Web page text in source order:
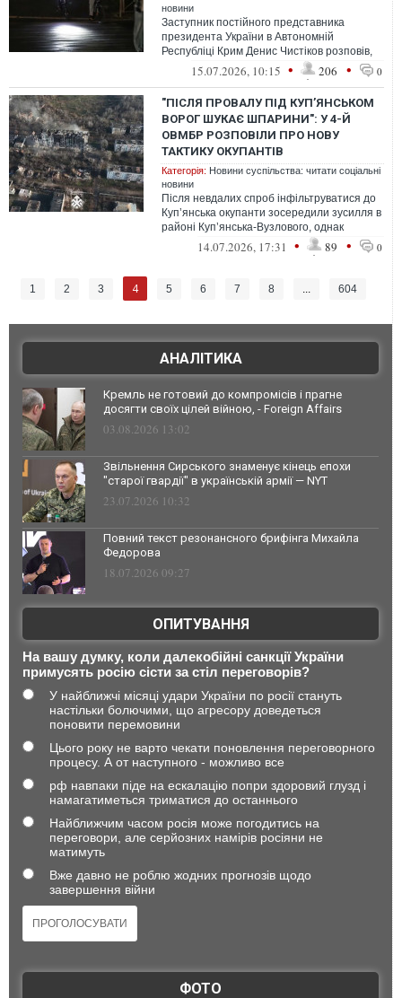
новини
Заступник постійного представника
президента України в Автономній
Республіці Крим Денис Чистіков розповів,
що у трьох районах Криму зараз немає
15.07.2026, 10:15 • 206 • 0
"ПІСЛЯ ПРОВАЛУ ПІД КУП’ЯНСЬКОМ
ВОРОГ ШУКАЄ ШПАРИНИ": У 4-Й
ОВМБР РОЗПОВІЛИ ПРО НОВУ
ТАКТИКУ ОКУПАНТІВ
Категорія: Новини суспільства: читати соціальні
новини
Після невдалих спроб інфільтруватися до
Куп’янська окупанти зосередили зусилля в
районі Куп’янська-Вузлового, однак
просунутися їм не вдалося.
14.07.2026, 17:31 • 89 • 0
1 2 3 4 5 6 7 8 ... 604
АНАЛІТИКА
Кремль не готовий до компромісів і прагне
досягти своїх цілей війною, - Foreign Affairs
03.08.2026 13:02
Звільнення Сирського знаменує кінець епохи
"старої гвардії" в українській армії — NYT
23.07.2026 10:32
Повний текст резонансного брифінга Михайла
Федорова
18.07.2026 09:27
ОПИТУВАННЯ
На вашу думку, коли далекобійні санкції України
примусять росію сісти за стіл переговорів?
У найближчі місяці удари України по росії стануть
настільки болючими, що агресору доведеться
поновити перемовини
Цього року не варто чекати поновлення переговорного
процесу. А от наступного - можливо все
рф навпаки піде на ескалацію попри здоровий глузд і
намагатиметься триматися до останнього
Найближчим часом росія може погодитись на
переговори, але серйозних намірів росіяни не
матимуть
Вже давно не роблю жодних прогнозів щодо
завершення війни
ФОТО